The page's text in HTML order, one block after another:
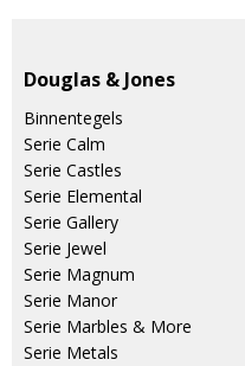
Douglas & Jones
Binnentegels
Serie Calm
Serie Castles
Serie Elemental
Serie Gallery
Serie Jewel
Serie Magnum
Serie Manor
Serie Marbles & More
Serie Metals